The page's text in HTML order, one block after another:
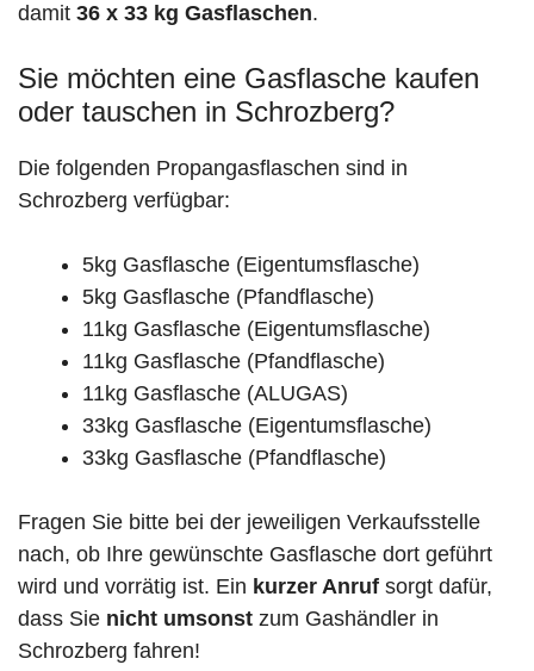
damit 36 x 33 kg Gasflaschen.
Sie möchten eine Gasflasche kaufen
oder tauschen in Schrozberg?
Die folgenden Propangasflaschen sind in
Schrozberg verfügbar:
5kg Gasflasche (Eigentumsflasche)
5kg Gasflasche (Pfandflasche)
11kg Gasflasche (Eigentumsflasche)
11kg Gasflasche (Pfandflasche)
11kg Gasflasche (ALUGAS)
33kg Gasflasche (Eigentumsflasche)
33kg Gasflasche (Pfandflasche)
Fragen Sie bitte bei der jeweiligen Verkaufsstelle
nach, ob Ihre gewünschte Gasflasche dort geführt
wird und vorrätig ist. Ein kurzer Anruf sorgt dafür,
dass Sie nicht umsonst zum Gashändler in
Schrozberg fahren!